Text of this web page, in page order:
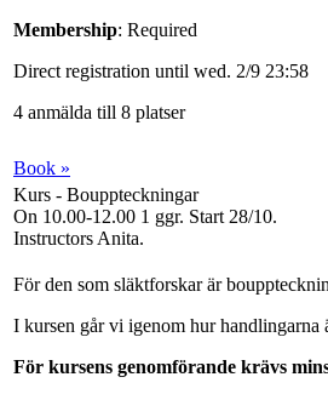
Membership: Required
Direct registration until wed. 2/9 23:58
4 anmälda till 8 platser
Book »
Kurs - Bouppteckningar
On 10.00-12.00 1 ggr. Start 28/10.
Instructors Anita.
För den som släktforskar är
I kursen går vi igenom hur handlingarna
För kursens genomförande krävs